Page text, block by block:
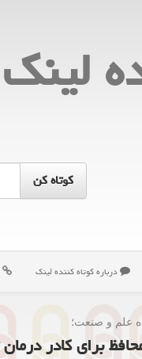
لینك
درباره كوتاه كننده لینك
علم و صنعت؛